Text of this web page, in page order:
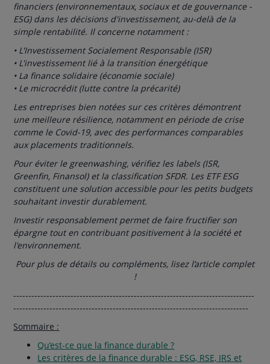
financiers (environnementaux, sociaux et de gouvernance -
ESG) dans les décisions d'investissement, au-delà de la
simple rentabilité. Il concerne notamment :
• L'Investissement Socialement Responsable (ISR)
• L'investissement lié à la transition énergétique
• La finance solidaire (économie sociale)
• Le microcrédit (lutte contre la précarité)
Les entreprises bien notées sur ces critères démontrent
une meilleure résilience, notamment en période de crise
comme le Covid-19, avec des performances comparables
aux placements traditionnels.
Pour éviter le greenwashing, vérifiez les labels (ISR,
Greenfin, Finansol) et la classification SFDR. Les ETF ESG
constituent une solution accessible pour les petits budgets
souhaitant investir durablement.
Investir responsablement permet de faire fructifier son
épargne tout en contribuant positivement à la société et
l'environnement.
Pour plus de détails ou compléments, lisez l’article complet
!
--------------------------------------------------------------------------------
------------------------------------------------------------------------------
Sommaire :
Qu’est-ce que la finance durable ?
Les critères de la finance durable : ESG, RSE, IRS et